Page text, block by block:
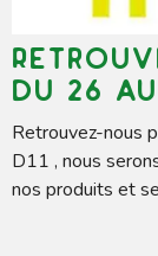
du 26
Retrouvez-nous
D11 , nous
nos produits et